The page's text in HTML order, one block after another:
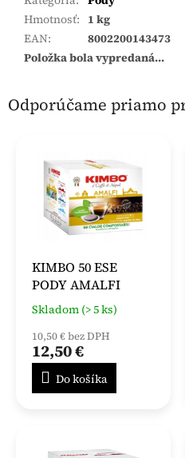
Hmotnosť: 1 kg
EAN:
8002200143473
Položka bola vypredaná…
Odporúčame priamo
KIMBO 50 ESE
PODY AMALFI
Skladom (> 5 ks)
10,50 € bez DPH
12,50 €
Do košíka